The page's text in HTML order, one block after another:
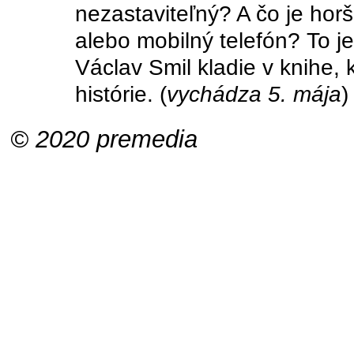
nezastaviteľný? A čo je
alebo mobilný telefón? To
Václav Smil kladie v knihe,
histórie. (vychádza 5. mája)
© 2020 premedia